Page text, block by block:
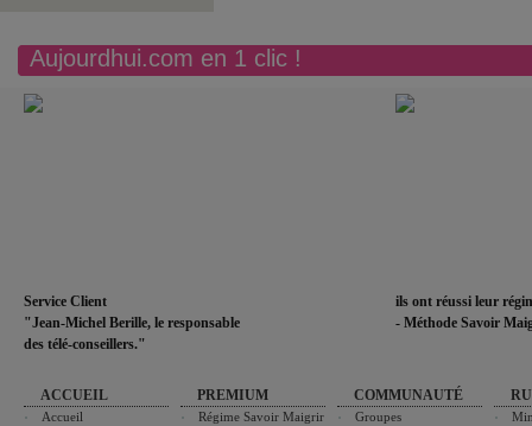
Aujourdhui.com en 1 clic !
Service Client
"Jean-Michel Berille, le responsable
des télé-conseillers."
ils ont réussi leur
- Méthode Savoir
ACCUEIL
Accueil
PREMIUM
Régime Savoir Maigrir
COMMUNAUTÉ
Groupes